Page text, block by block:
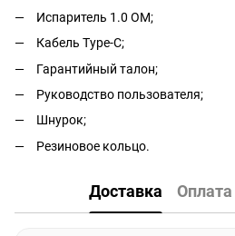
Испаритель 1.0 ОМ;
Кабель Type-C;
Гарантийный талон;
Руководство пользователя;
Шнурок;
Резиновое кольцо.
Доставка Оплата